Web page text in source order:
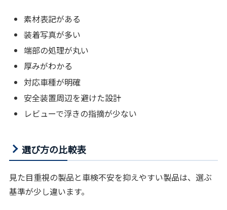
素材表記がある
装着写真が多い
端部の処理が丸い
厚みがわかる
対応車種が明確
安全装置周辺を避けた設計
レビューで浮きの指摘が少ない
選び方の比較表
見た目重視の製品と車検不安を抑えやすい製品は、選ぶ
基準が少し違います。